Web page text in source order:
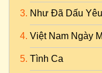
Như Đã Dấu Yêu
Việt Nam Ngày
Tình Ca